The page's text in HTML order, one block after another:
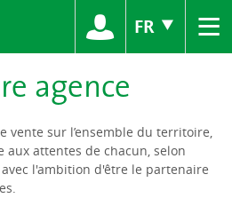
FR ≡
agence
vente sur l’ensemble du territoire,
aux attentes de chacun, selon
l'ambition d'être le partenaire